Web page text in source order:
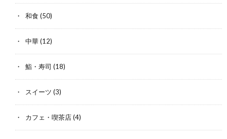
和食 (50)
中華(12)
鮨・寿司 (18)
スイーツ (3)
カフェ・喫茶店(4)